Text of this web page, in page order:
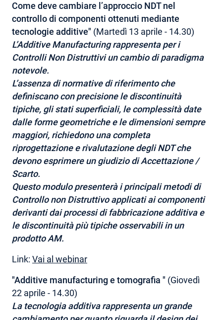
Come deve cambiare l’approccio NDT nel
controllo di componenti ottenuti mediante
tecnologie additive" (Martedì 13 aprile - 14.30)
L’Additive Manufacturing rappresenta per i
Controlli Non Distruttivi un cambio di paradigma
notevole.
L’assenza di normative di riferimento che
definiscano con precisione le discontinuità
tipiche, gli stati superficiali, le complessità date
dalle forme geometriche e le dimensioni sempre
maggiori, richiedono una completa
riprogettazione e rivalutazione degli NDT che
devono esprimere un giudizio di Accettazione /
Scarto.
Questo modulo presenterà i principali metodi di
Controllo non Distruttivo applicati ai componenti
derivanti dai processi di fabbricazione additiva e
le discontinuità più tipiche osservabili in un
prodotto AM.
Link: Vai al webinar
"Additive manufacturing e tomografia " (Giovedì
22 aprile - 14.30)
La tecnologia additiva rappresenta un grande